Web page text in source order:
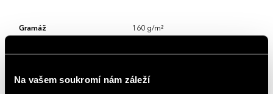
Na vašem soukromí nám záleží
Gramáž 160 g/m²